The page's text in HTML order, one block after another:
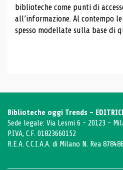
biblioteche come punti di
all’informazione. Al contempo
spesso modellate sulla base di
Biblioteche oggi Trends -
Sede legale: Via Lesmi 6 - 20123 -
P.IVA, C.F. 01823660152
R.E.A. C.C.I.A.A. di Milano N. Rea 878486